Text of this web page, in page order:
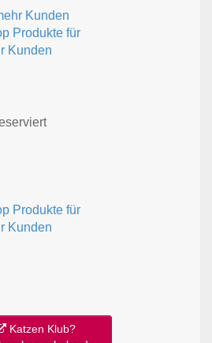
Katzen Klub?